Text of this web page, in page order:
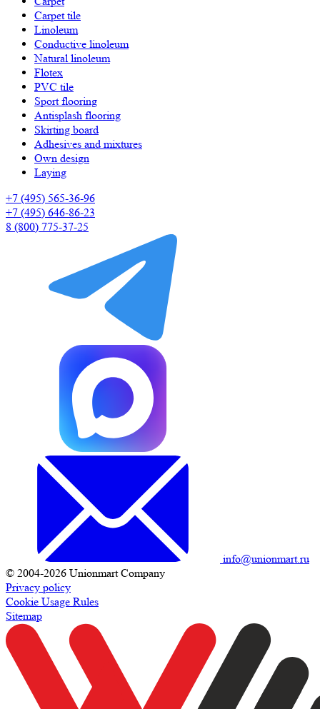
Carpet tile
Linoleum
Сonductive linoleum
Natural linoleum
Flotex
PVC tile
Sport flooring
Antisplash flooring
Skirting board
Adhesives and mixtures
Own design
Laying
+7 (495) 565-36-96
+7 (495) 646-86-23
8 (800) 775-37-25
info@unionmart.ru
© 2004-2026 Unionmart Company
Privacy policy
Cookie Usage Rules
Sitemap